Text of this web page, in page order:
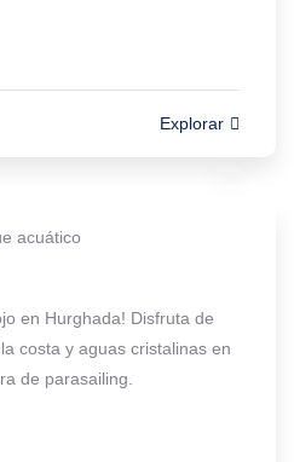
Explorar
acuático
en Hurghada! Disfruta de
costa y aguas cristalinas en
de parasailing.